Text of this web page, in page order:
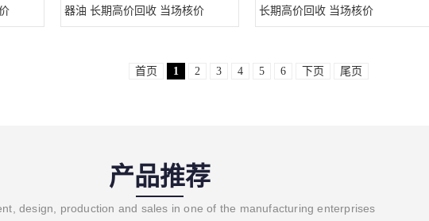
器油 长期高价回收 当场核价
长期高价回收 当场核价
首页 1 2 3 4 5 6 下页 尾页
产品推荐
design, production and sales in one of the manufacturing enterprises